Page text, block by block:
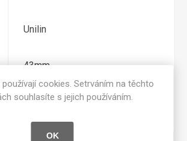
Unilin
43mm
cookies. Setrváním na těchto
souhlasíte s jejich používáním.
OK